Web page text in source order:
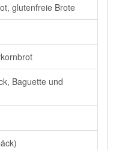
glutenfreie Brote
Baguette und